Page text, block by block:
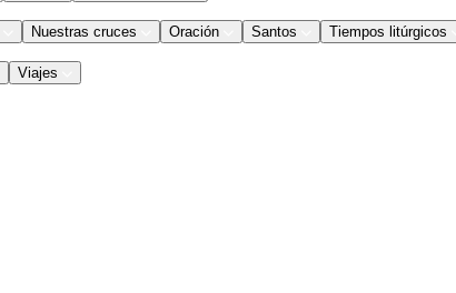
Nuestras cruces Oración Santos Tiempos litúrgicos
Viajes